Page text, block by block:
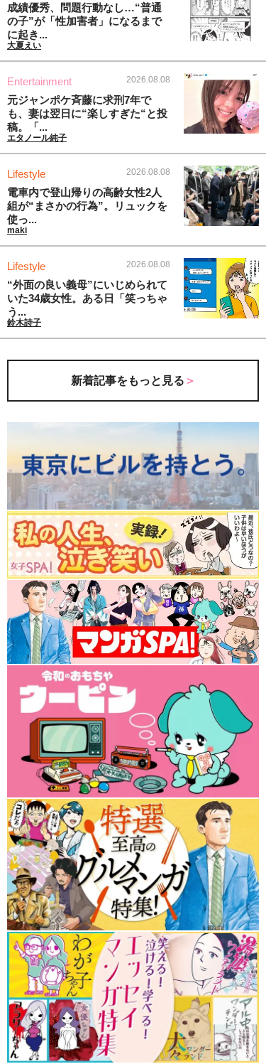
成績優秀、問題行動なし…“普通
の子”が「性加害者」になるまで
に起き...
大夏えい
Entertainment 2026.08.08
元ジャンポケ斉藤に求刑7年で
も、妻は翌日に“楽しすぎた“と投
稿。「...
エタノール純子
Lifestyle 2026.08.08
電車内で登山帰りの高齢女性2人
組が“まさかの行為”。リュックを
使っ...
maki
Lifestyle 2026.08.08
“外面の良い義母”にいじめられて
いた34歳女性。ある日「笑っちゃ
う...
鈴木詩子
新着記事をもっと見る